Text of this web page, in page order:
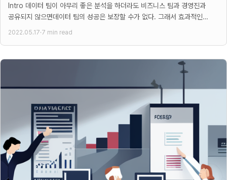
Intro 데이터 팀이 아무리 좋은 분석을 하더라도 비즈니스 팀과 경영진과
공유되지 않으면데이터 팀의 성공은 보장할 수가 없다. 그래서 효과적인
커뮤니케이션은 데이터 팀이 성공하기 위한
2022.05.17·7 min read